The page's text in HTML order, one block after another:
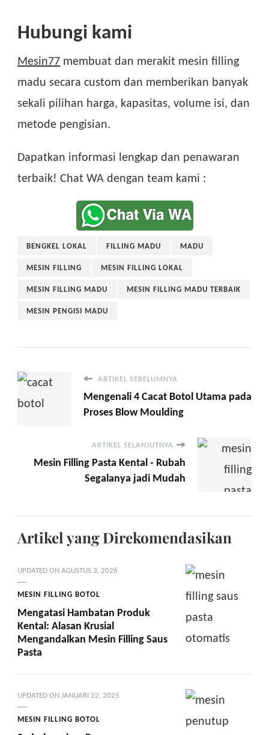
Hubungi kami
Mesin77 membuat dan merakit mesin filling
madu secara custom dan memberikan banyak
sekali pilihan harga, kapasitas, volume isi, dan
metode pengisian.
Dapatkan informasi lengkap dan penawaran
terbaik! Chat WA dengan team kami :
BENGKEL LOKAL FILLING MADU MADU
MESIN FILLING MESIN FILLING LOKAL
MESIN FILLING MADU MESIN FILLING MADU TERBAIK
MESIN PENGISI MADU
ARTIKEL SEBELUMNYA
Mengenali 4 Cacat Botol Utama pada
Proses Blow Moulding
ARTIKEL SELANJUTNYA
Mesin Filling Pasta Kental - Rubah
Segalanya jadi Mudah
Artikel yang Direkomendasikan
UPDATED ONAGUSTUS 3, 2026
MESIN FILLING BOTOL
Mengatasi Hambatan Produk
Kental: Alasan Krusial
Mengandalkan Mesin Filling Saus
Pasta
UPDATED ONJANUARI 22, 2025
MESIN FILLING BOTOL